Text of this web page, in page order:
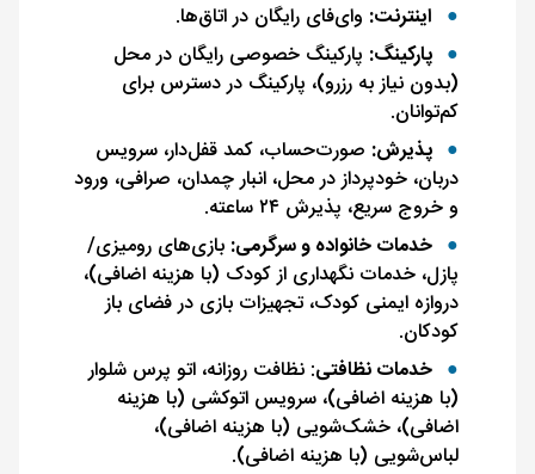
اینترنت: وای‌فای رایگان در اتاق‌ها.
پارکینگ: پارکینگ خصوصی رایگان در محل
(بدون نیاز به رزرو)، پارکینگ در دسترس برای
کم‌توانان.
پذیرش: صورت‌حساب، کمد قفل‌دار، سرویس
دربان، خودپرداز در محل، انبار چمدان، صرافی، ورود
و خروج سریع، پذیرش ۲۴ ساعته.
خدمات خانواده و سرگرمی: بازی‌های رومیزی/
پازل، خدمات نگهداری از کودک (با هزینه اضافی)،
دروازه ایمنی کودک، تجهیزات بازی در فضای باز
کودکان.
خدمات نظافتی: نظافت روزانه، اتو پرس شلوار
(با هزینه اضافی)، سرویس اتوکشی (با هزینه
اضافی)، خشک‌شویی (با هزینه اضافی)،
لباس‌شویی (با هزینه اضافی).